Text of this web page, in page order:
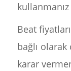
Beat
bağlı olarak
karar